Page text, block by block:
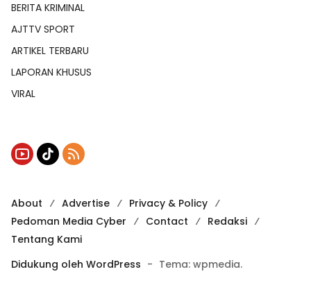
BERITA KRIMINAL
AJTTV SPORT
ARTIKEL TERBARU
LAPORAN KHUSUS
VIRAL
About Advertise
Privacy & Policy
Pedoman Media Cyber
Contact
Redaksi
Tentang Kami
Didukung oleh WordPress - Tema: wpmedia.